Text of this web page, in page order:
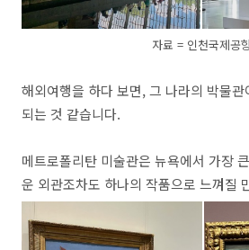
자료 = 인천국제공
해외여행을 하다 보면, 그 나라의 박물
되는 것 같습니다.
메트로폴리탄 미술관은 뉴욕에서 가장
운 외관조차도 하나의 작품으로 느껴질